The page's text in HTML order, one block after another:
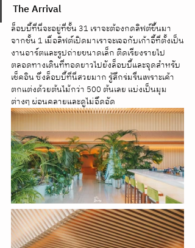
The Arrival
ล็อบบี้ที่นี่จะอยู่ที่ชั้น 31 เราจะต้องกดลิฟต์ขึ้นมา
จากชั้น 1 เมื่อลิฟต์เปิดมาเราจะเจอกับเก้าอี้ที่ตั้งเป็น
งานอาร์ตและรูปถ่ายขนาดเล็ก ติดเรียงรายไป
ตลอดทางเดินที่ทอดยาวไปยังล็อบบี้และจุดสำหรับ
เช็คอิน ซึ่งล็อบบี้ที่นี่สวยมาก รู้สึกร่มรื่นเพราะเค้า
ตกแต่งด้วยต้นไม้กว่า 500 ต้นเลย แบ่งเป็นมุม
ต่างๆ ผ่อนคลายและดูไม่อึดอัด